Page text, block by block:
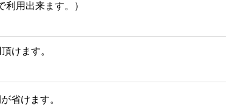
利用出来ます。）
けます。
省けます。